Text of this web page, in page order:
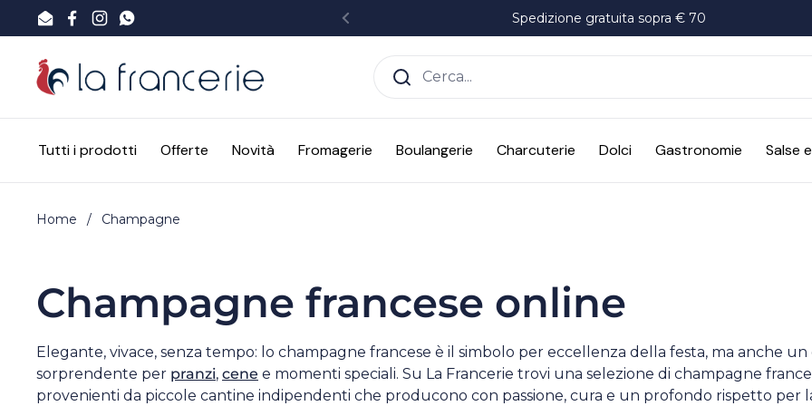
Passa ai contenuti
EmailFacebook
Instagram
WhatsApp Precedente
Spedizione gratuita sopra € 70
Tutti i prodotti Offerte Novità Fromagerie Boulangerie Charcuterie Dolci Gastronomie Salse
Home / Champagne
Champagne francese online
Elegante, vivace, senza tempo: lo champagne francese è il simbolo per eccellenza della festa, ma anche
sorprendente per pranzi, cene e momenti speciali. Su La Francerie trovi una selezione di champagne
provenienti da piccole cantine indipendenti che producono con passione, cura e un profondo rispetto per